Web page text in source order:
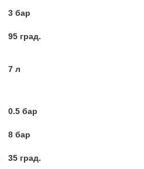
3 бар
95 град.
7 л
0.5 бар
8 бар
35 град.